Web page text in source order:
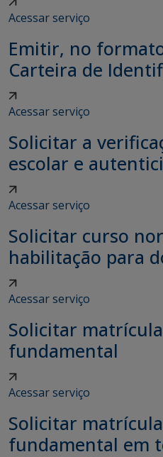
Acessar serviço
Emitir, no
Carteira de
Acessar serviço
Solicitar a
escolar e
Acessar serviço
Solicitar curso
habilitação para
Acessar serviço
Solicitar
fundamental
Acessar serviço
Solicitar
fundamental em